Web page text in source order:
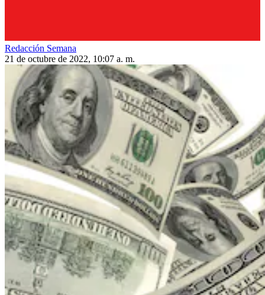
Redacción Semana
21 de octubre de 2022, 10:07 a. m.